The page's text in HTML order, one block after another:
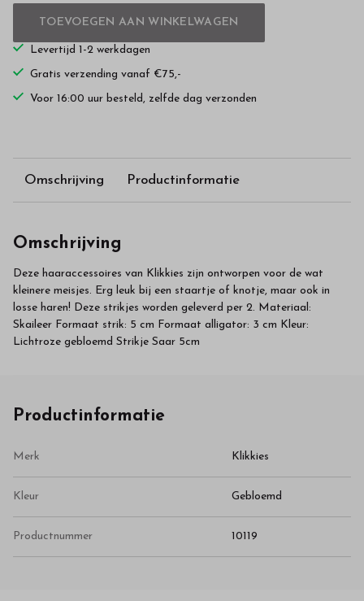
TOEVOEGEN AAN WINKELWAGEN
Levertijd 1-2 werkdagen
Gratis verzending vanaf €75,-
Voor 16:00 uur besteld, zelfde dag verzonden
Omschrijving Productinformatie
Omschrijving
Deze haaraccessoires van Klikkies zijn ontworpen voor de wat
kleinere meisjes. Erg leuk bij een staartje of knotje, maar ook in
losse haren! Deze strikjes worden geleverd per 2. Materiaal:
Skaileer Formaat strik: 5 cm Formaat alligator: 3 cm Kleur:
Lichtroze gebloemd Strikje Saar 5cm
Productinformatie
Merk Klikkies
Kleur Gebloemd
Productnummer 10119